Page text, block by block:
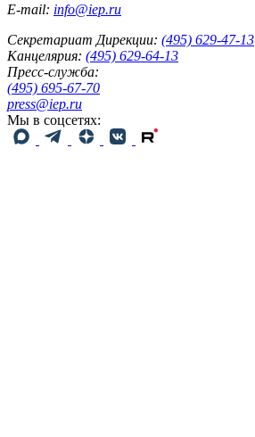
E-mail: info@iep.ru
Секретариат Дирекции: (495) 629-47-13
Канцелярия: (495) 629-64-13
Пресс-служба:
(495) 695-67-70
press@iep.ru
Мы в соцсетях: